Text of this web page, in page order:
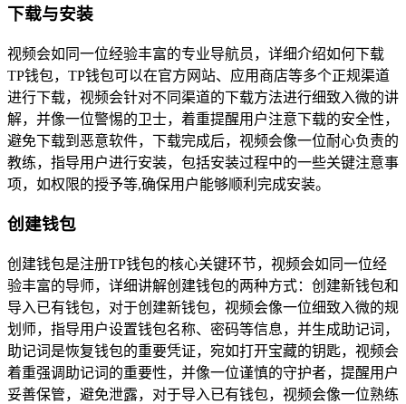
下载与安装
视频会如同一位经验丰富的专业导航员，详细介绍如何下载
TP钱包，TP钱包可以在官方网站、应用商店等多个正规渠道
进行下载，视频会针对不同渠道的下载方法进行细致入微的讲
解，并像一位警惕的卫士，着重提醒用户注意下载的安全性，
避免下载到恶意软件，下载完成后，视频会像一位耐心负责的
教练，指导用户进行安装，包括安装过程中的一些关键注意事
项，如权限的授予等,确保用户能够顺利完成安装。
创建钱包
创建钱包是注册TP钱包的核心关键环节，视频会如同一位经
验丰富的导师，详细讲解创建钱包的两种方式：创建新钱包和
导入已有钱包，对于创建新钱包，视频会像一位细致入微的规
划师，指导用户设置钱包名称、密码等信息，并生成助记词，
助记词是恢复钱包的重要凭证，宛如打开宝藏的钥匙，视频会
着重强调助记词的重要性，并像一位谨慎的守护者，提醒用户
妥善保管，避免泄露，对于导入已有钱包，视频会像一位熟练